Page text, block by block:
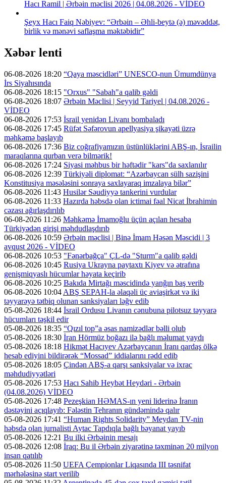
Hacı Ramil | Ərbəin məclisi 2026 | 04.08.2026 - VİDEO
Şeyx Hacı Faiq Nəbiyev: “Ərbəin – Əhli-beytə (ə) məvəddət,
birlik və mənəvi saflaşma məktəbidir”
Xəbər lenti
06-08-2026 18:20 “Qaya məscidləri” UNESCO-nun Ümumdünya
İrs Siyahısında
06-08-2026 18:15 "Orxus" "Sabah"a qalib gəldi
06-08-2026 18:07 Ərbəin Məclisi | Seyyid Tariyel | 04.08.2026 -
VİDEO
06-08-2026 17:53 İsrail yenidən Livanı bombaladı
06-08-2026 17:45 Rüfət Səfərovun apellyasiya şikayəti üzrə
məhkəmə başlayıb
06-08-2026 17:36 Biz coğrafiyamızın üstünlüklərini ABŞ-ın, İsrailin
maraqlarına qurban verə bilmərik!
06-08-2026 17:24 Siyasi məhbus bir həftədir "kars"da saxlanılır
06-08-2026 12:39 Türkiyəli diplomat: “Azərbaycan sülh sazişini
Konstitusiya məsələsini sonraya saxlayaraq imzalaya bilər”
06-08-2026 11:43 Husilər Səudiyyə tankerini vurdular
06-08-2026 11:33 Hazırda həbsdə olan ictimai fəal Nicat İbrahimin
cəzası ağırlaşdırılıb
06-08-2026 11:26 Məhkəmə İmamoğlu üçün açılan hesaba
Türkiyədən girişi məhdudlaşdırıb
06-08-2026 10:59 Ərbəin məclisi | Binə İmam Həsən Məscidi | 3
avqust 2026 - VİDEO
06-08-2026 10:53 "Fənərbağça" ÇL-də "Şturm"a qalib gəldi
06-08-2026 10:45 Rusiya Ukrayna paytaxtı Kiyev və ətrafına
genişmiqyaslı hücumlar həyata keçirib
06-08-2026 10:25 Bakıda Mirtağı məscidində yanğın baş verib
06-08-2026 10:04 ABŞ SEPAH-la əlaqəli üç aviaşirkət və iki
təyyarəyə tətbiq olunan sanksiyaları ləğv edib
05-08-2026 18:44 İsrail Ordusu Livanın cənubuna pilotsuz təyyarə
hücumları təşkil edir
05-08-2026 18:35 “Qızıl top”a əsas namizədlər bəlli olub
05-08-2026 18:30 İran Hörmüz boğazı ilə bağlı məlumat yaydı
05-08-2026 18:18 Hikmət Hacıyev Azərbaycanın İranı qardaş ölkə
hesab ediyini bildirərək “Mossad” iddialarını rədd edib
05-08-2026 18:05 Çindən ABŞ-a qarşı sanksiyalar və ixrac
məhdudiyyətləri
05-08-2026 17:53 Hacı Sahib Heybət Heydəri - Ərbəin
(04.08.2026) VİDEO
05-08-2026 17:48 Pezeşkian HƏMAS-ın yeni liderinə İranın
dəstəyini açıqlayıb: Fələstin Tehranın gündəmində qalır
05-08-2026 17:41 “Human Rights Solidarity” Meydan TV-nin
həbsdə olan jurnalisti Aytac Tapdıqla bağlı bəyanat yayıb
05-08-2026 12:21 Bu ilki Ərbəinin mesajı
05-08-2026 12:08 İraq: Bu il Ərbəin ziyarətinə təxminən 20 milyon
insan qatılıb
05-08-2026 11:50 UEFA Çempionlar Liqasında III təsnifat
mərhələsinə start verilib